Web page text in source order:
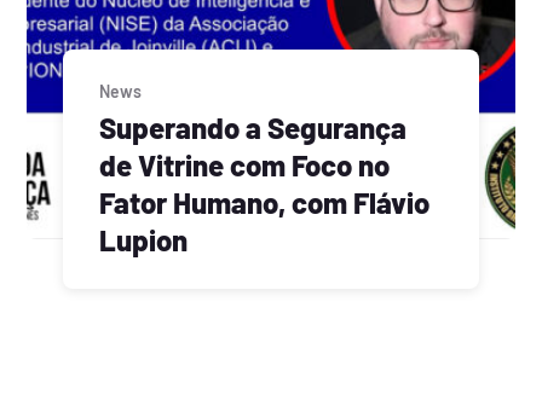
News
Superando a Segurança
de Vitrine com Foco no
Fator Humano, com Flávio
Lupion